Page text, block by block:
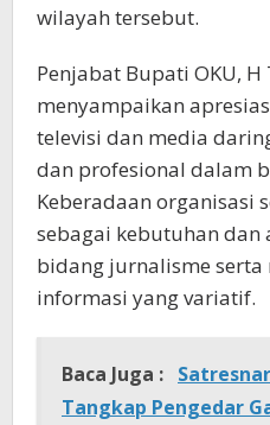
wilayah tersebut.
Penjabat Bupati OKU,
menyampaikan
televisi dan media
dan profesional dalam
Keberadaan organisasi
sebagai kebutuhan dan
bidang jurnalisme
informasi yang variatif.
Baca Juga :
Tangkap Pengedar